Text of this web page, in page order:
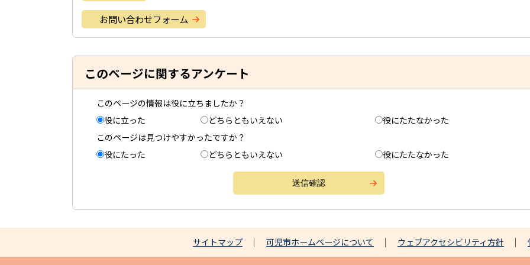
お問い合わせフォーム
このページに関するアンケート
このページの情報は役に立ちましたか？
役に立った
どちらともいえない
役にたたなかった
このページは見つけやすかったですか？
役にたった
どちらともいえない 役にたたなかった
サイトマップ 可児市ホームページについて ウェブアクセシビリティ方針